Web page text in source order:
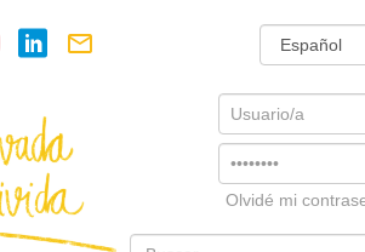
Username
Olvidé mi